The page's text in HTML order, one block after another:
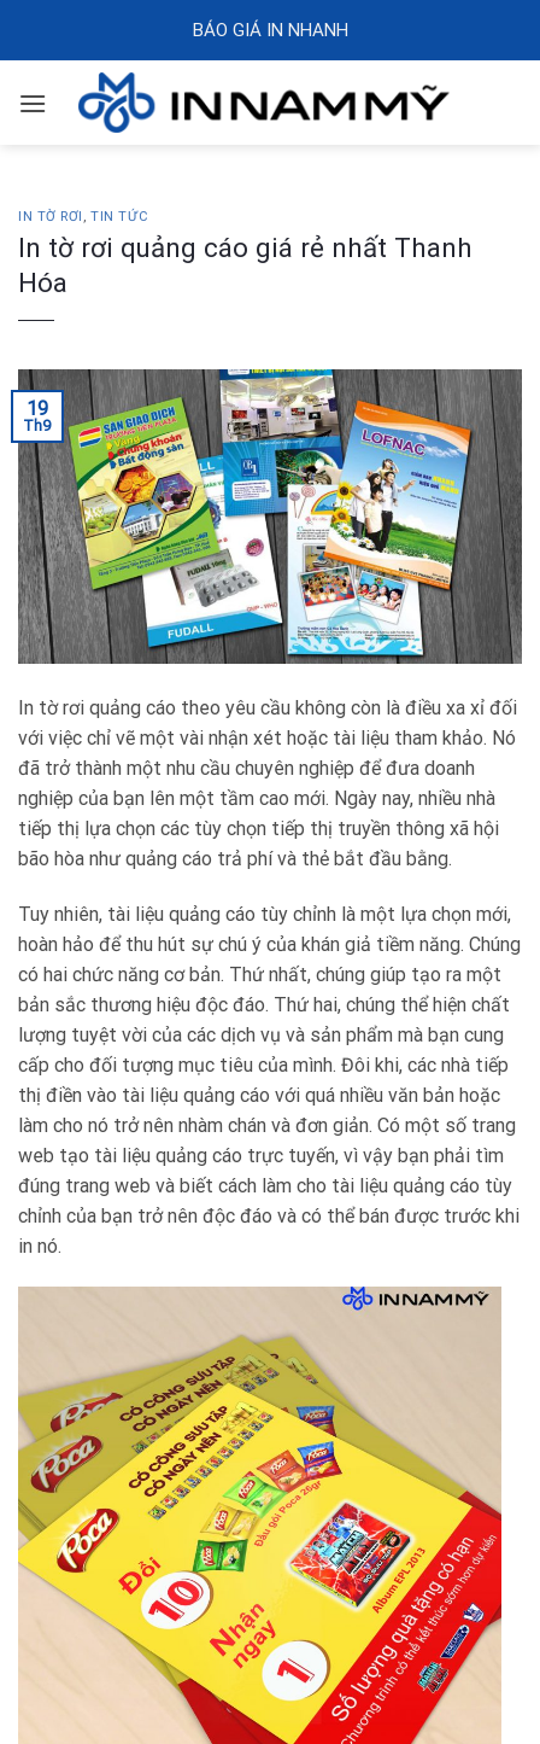
BÁO GIÁ IN NHANH
IN TỜ RƠI ,TIN TỨC
In tờ rơi quảng cáo giá rẻ nhất Thanh
Hóa
19
Th9
In tờ rơi quảng cáo theo yêu cầu không còn là điều xa xỉ đối
với việc chỉ vẽ một vài nhận xét hoặc tài liệu tham khảo. Nó
đã trở thành một nhu cầu chuyên nghiệp để đưa doanh
nghiệp của bạn lên một tầm cao mới. Ngày nay, nhiều nhà
tiếp thị lựa chọn các tùy chọn tiếp thị truyền thông xã hội
bão hòa như quảng cáo trả phí và thẻ bắt đầu bằng.
Tuy nhiên, tài liệu quảng cáo tùy chỉnh là một lựa chọn mới,
hoàn hảo để thu hút sự chú ý của khán giả tiềm năng. Chúng
có hai chức năng cơ bản. Thứ nhất, chúng giúp tạo ra một
bản sắc thương hiệu độc đáo. Thứ hai, chúng thể hiện chất
lượng tuyệt vời của các dịch vụ và sản phẩm mà bạn cung
cấp cho đối tượng mục tiêu của mình. Đôi khi, các nhà tiếp
thị điền vào tài liệu quảng cáo với quá nhiều văn bản hoặc
làm cho nó trở nên nhàm chán và đơn giản. Có một số trang
web tạo tài liệu quảng cáo trực tuyến, vì vậy bạn phải tìm
đúng trang web và biết cách làm cho tài liệu quảng cáo tùy
chỉnh của bạn trở nên độc đáo và có thể bán được trước khi
in nó.